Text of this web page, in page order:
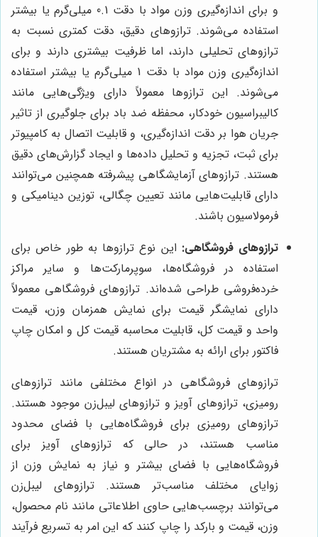
و برای اندازه‌گیری وزن مواد با دقت 0.1 میلی‌گرم یا بیشتر
استفاده می‌شوند. ترازوهای دقیق، دقت کمتری نسبت به
ترازوهای تحلیلی دارند، اما ظرفیت بیشتری دارند و برای
اندازه‌گیری وزن مواد با دقت 1 میلی‌گرم یا بیشتر استفاده
می‌شوند. این ترازوها معمولاً دارای ویژگی‌هایی مانند
کالیبراسیون خودکار، محفظه ضد باد برای جلوگیری از تاثیر
جریان هوا بر دقت اندازه‌گیری، و قابلیت اتصال به کامپیوتر
برای ثبت، تجزیه و تحلیل داده‌ها و ایجاد گزارش‌های دقیق
هستند. ترازوهای آزمایشگاهی پیشرفته همچنین می‌توانند
دارای قابلیت‌هایی مانند تعیین چگالی، توزین دینامیکی و
فرمولاسیون باشند.
ترازوهای فروشگاهی: این نوع ترازوها به طور خاص برای
استفاده در فروشگاه‌ها، سوپرمارکت‌ها و سایر مراکز
خرده‌فروشی طراحی شده‌اند. ترازوهای فروشگاهی معمولاً
دارای نمایشگر قیمت برای نمایش همزمان وزن، قیمت
واحد و قیمت کل، قابلیت محاسبه قیمت کل و امکان چاپ
فاکتور برای ارائه به مشتریان هستند.
ترازوهای فروشگاهی در انواع مختلفی مانند ترازوهای
رومیزی، ترازوهای آویز و ترازوهای لیبل‌زن موجود هستند.
ترازوهای رومیزی برای فروشگاه‌هایی با فضای محدود
مناسب هستند، در حالی که ترازوهای آویز برای
فروشگاه‌هایی با فضای بیشتر و نیاز به نمایش وزن از
زوایای مختلف مناسب‌تر هستند. ترازوهای لیبل‌زن
می‌توانند برچسب‌هایی حاوی اطلاعاتی مانند نام محصول،
وزن، قیمت و بارکد را چاپ کنند که این امر به تسریع فرآیند